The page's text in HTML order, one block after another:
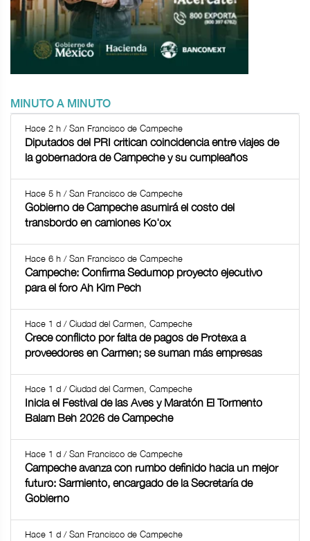
MINUTO A MINUTO
Hace 2 h / San Francisco de Campeche
Diputados del PRI critican coincidencia entre viajes de
la gobernadora de Campeche y su cumpleaños
Hace 5 h / San Francisco de Campeche
Gobierno de Campeche asumirá el costo del
transbordo en camiones Ko'ox
Hace 6 h / San Francisco de Campeche
Campeche: Confirma Sedumop proyecto ejecutivo
para el foro Ah Kim Pech
Hace 1 d / Ciudad del Carmen, Campeche
Crece conflicto por falta de pagos de Protexa a
proveedores en Carmen; se suman más empresas
Hace 1 d / Ciudad del Carmen, Campeche
Inicia el Festival de las Aves y Maratón El Tormento
Balam Beh 2026 de Campeche
Hace 1 d / San Francisco de Campeche
Campeche avanza con rumbo definido hacia un mejor
futuro: Sarmiento, encargado de la Secretaría de
Gobierno
Hace 1 d / San Francisco de Campeche